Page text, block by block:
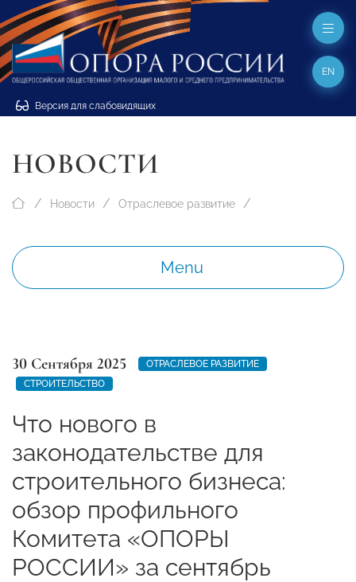
Версия для слабовидящих
EN
НОВОСТИ
Новости Отраслевое развитие
Menu
30 Сентября 2025
ОТРАСЛЕВОЕ РАЗВИТИЕ
СТРОИТЕЛЬСТВО
Что нового в
законодательстве для
строительного бизнеса:
обзор профильного
Комитета «ОПОРЫ
РОССИИ» за сентябрь